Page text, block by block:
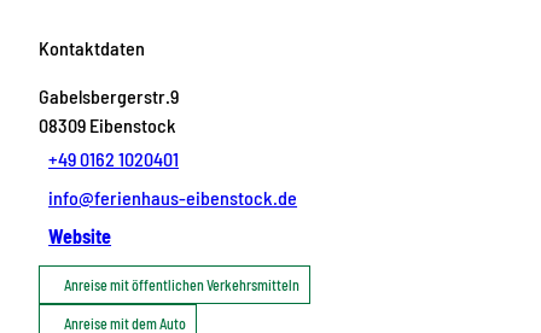
Kontaktdaten
Gabelsbergerstr.9
08309 Eibenstock
+49 0162 1020401
info@ferienhaus-eibenstock.de
Website
Anreise mit öffentlichen Verkehrsmitteln
Anreise mit dem Auto